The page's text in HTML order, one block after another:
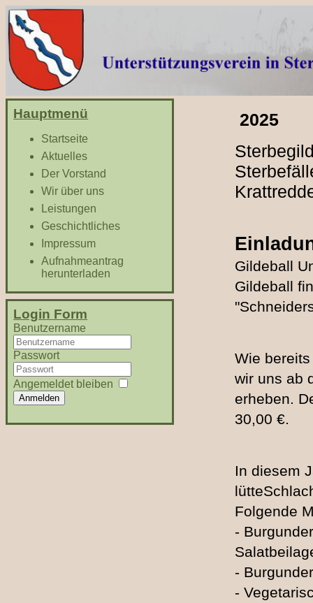
2025
Gildeball
Gildeball
Wie
wir uns ab
erheben.
30,00 €.
In diesem
Folgende
-
-
-
Hauptmenü
Startseite
Aktuelles
Der Vorstand
Wir über uns
Leistungen
Geschichtliches
Impressum
Aufnahmeantrag
herunterladen
Login Form
Benutzername
Passwort
Angemeldet bleiben
Anmelden